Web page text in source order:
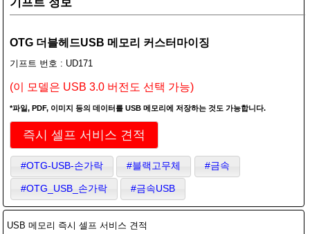
OTG 더블헤드USB 메모리 커스터마이징
기프트 번호 : UD171
(이 모델은 USB 3.0 버전도 선택 가능)
*파일, PDF, 이미지 등의 데이터를 USB 메모리에 저장하는 것도 가능합니다.
즉시 셀프 서비스 견적
#OTG-USB-손가락 #블랙고무체 #금속
#OTG_USB_손가락 #금속USB
USB 메모리 즉시 셀프 서비스 견적